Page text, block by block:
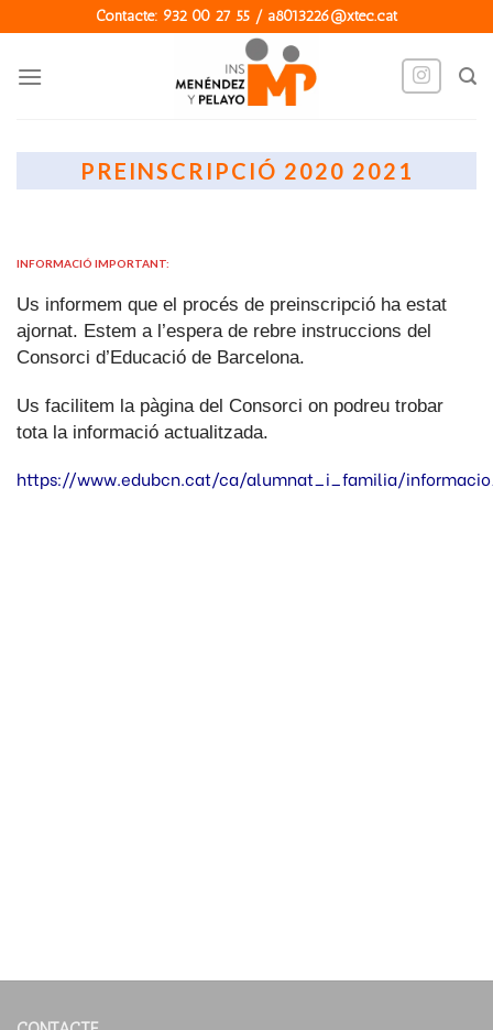
to
content
Contacte: 932 00 27 55 / a8013226@xtec.cat
PREINSCRIPCIÓ 2020 2021
INFORMACIÓ IMPORTANT:
Us informem que el procés de preinscripció ha estat
ajornat. Estem a l’espera de rebre instruccions del
Consorci d’Educació de Barcelona.
Us facilitem la pàgina del Consorci on podreu trobar
tota la informació actualitzada.
https://www.edubcn.cat/ca/alumnat_i_familia/